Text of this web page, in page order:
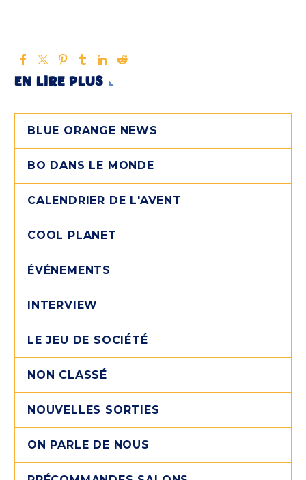
EN LIRE PLUS
BLUE ORANGE NEWS
BO DANS LE MONDE
CALENDRIER DE L'AVENT
COOL PLANET
ÉVÉNEMENTS
INTERVIEW
LE JEU DE SOCIÉTÉ
NON CLASSÉ
NOUVELLES SORTIES
ON PARLE DE NOUS